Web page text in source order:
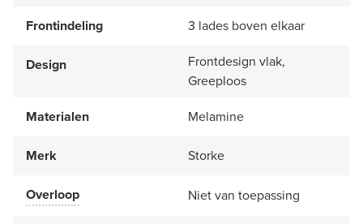
Frontindeling
3 lades boven elkaar
Design
Frontdesign vlak,
Greeploos
Materialen
Melamine
Merk Storke
Overloop Niet van toepassing